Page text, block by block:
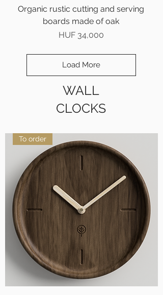
Organic rustic cutting and serving
boards made of oak
Price
HUF 34,000
Load More
WALL
CLOCKS
To order